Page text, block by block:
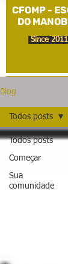
CFOMP -
DO
Since
Blog
Todos posts
Começar
Sua
comunidade
Todos posts